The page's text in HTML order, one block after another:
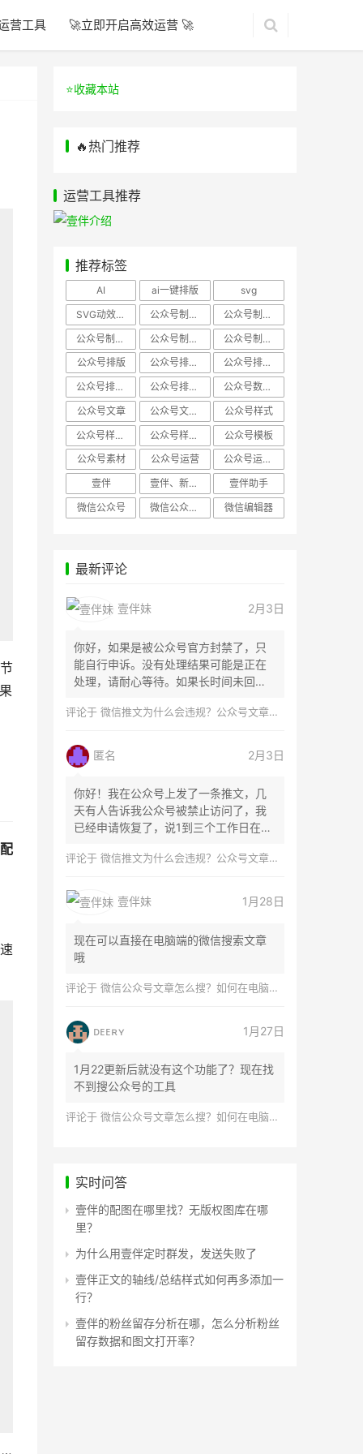
营工具 🚀立即开启高效运营 🚀
配
⭐️收藏本站
🔥热门推荐
运营工具推荐
推荐标签
AI ai一键排版
svg
SVG动效样式
公众号制作、公众号排版
公众号制作、公众号模板
公众号制作、微信编辑器
公众号制作，公众号排版
公众号制作，公众号排版、微信编辑器
公众号排版
公众号排版，公众号模板
公众号排版，公众号素材
公众号排版，微信编辑器
公众号排版，排版样式
公众号数据分析
公众号文章
公众号文章、公众号运营
公众号样式
公众号样式，微信公众号排版
公众号样式，微信编辑器
公众号模板
公众号素材
公众号运营
公众号运营，公众号编辑器
壹伴
壹伴、新媒体运营
壹伴助手
微信公众号
微信公众号，样式模板、公众号样式 微信编辑器
最新评论
壹伴妹 2月3日
你好，如果是被公众号官方封禁了，只
能自行申诉。没有处理结果可能是正在
处理，请耐心等待。如果长时间未回
评论于 微信推文为什么会违规？公众号文章怎么检测是否违规？
匿名 2月3日
你好！我在公众号上发了一条推文，几
天有人告诉我公众号被禁止访问了，我
已经申请恢复了，说1到三个工作日在微
评论于 微信推文为什么会违规？公众号文章怎么检测是否违规？
壹伴妹 1月28日
现在可以直接在电脑端的微信搜索文章
哦
评论于 微信公众号文章怎么搜？如何在电脑上搜索公众号文章？
ᴅᴇᴇʀʏ 1月27日
1月22更新后就没有这个功能了？现在找
不到搜公众号的工具
评论于 微信公众号文章怎么搜？如何在电脑上搜索公众号文章？
实时问答
壹伴的配图在哪里找？无版权图库在哪
里？
为什么用壹伴定时群发，发送失败了
壹伴正文的轴线/总结样式如何再多添加一
行？
壹伴的粉丝留存分析在哪，怎么分析粉丝
留存数据和图文打开率？